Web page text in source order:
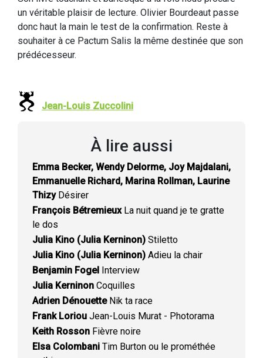
un véritable plaisir de lecture. Olivier Bourdeaut passe
donc haut la main le test de la confirmation. Reste à
souhaiter à ce Pactum Salis la même destinée que son
prédécesseur.
Jean-Louis Zuccolini
À lire aussi
Emma Becker, Wendy Delorme, Joy Majdalani,
Emmanuelle Richard, Marina Rollman, Laurine
ThizyDésirer
François BétremieuxLa nuit quand je te gratte
le dos
Julia Kino (Julia Kerninon) Stiletto
Julia Kino (Julia Kerninon) Adieu la chair
Benjamin Fogel Interview
Julia Kerninon Coquilles
Adrien DénouetteNik ta race
Frank Loriou Jean-Louis Murat - Photorama
Keith Rosson Fièvre noire
Elsa Colombani Tim Burton ou le prométhée